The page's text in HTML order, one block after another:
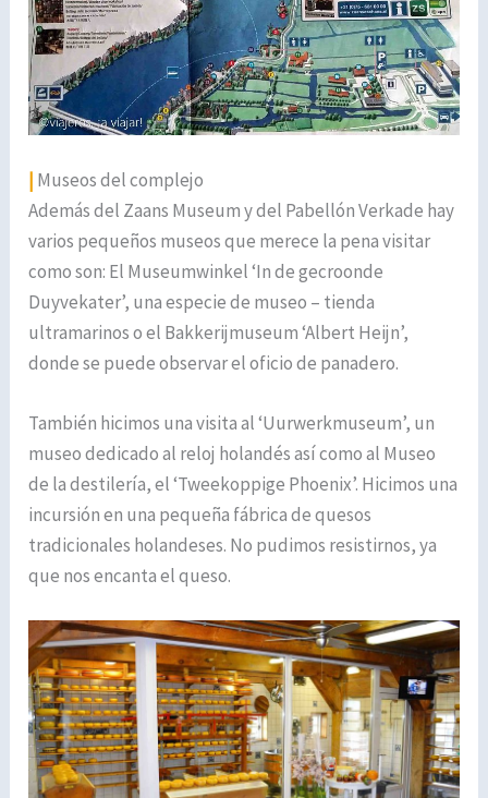
| Museos del complejo
Además del Zaans Museum y del Pabellón Verkade hay
varios pequeños museos que merece la pena visitar
como son: El Museumwinkel ‘In de gecroonde
Duyvekater’, una especie de museo – tienda
ultramarinos o el Bakkerijmuseum ‘Albert Heijn’,
donde se puede observar el oficio de panadero.
También hicimos una visita al ‘Uurwerkmuseum’, un
museo dedicado al reloj holandés así como al Museo
de la destilería, el ‘Tweekoppige Phoenix’. Hicimos una
incursión en una pequeña fábrica de quesos
tradicionales holandeses. No pudimos resistirnos, ya
que nos encanta el queso.